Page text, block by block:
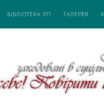
БІБЛІОТЕКА ЛП ГАЛЕРЕЯ